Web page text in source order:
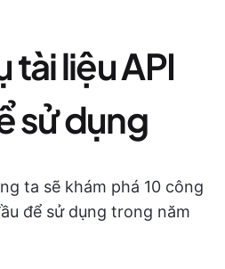
tài liệu API
sử dụng
ta sẽ khám phá 10 công
để sử dụng trong năm